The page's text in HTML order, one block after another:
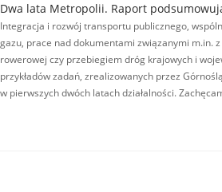
Dwa lata Metropolii. Raport
Integracja i rozwój transportu publicznego,
gazu, prace nad dokumentami związanymi m.in.
rowerowej czy przebiegiem dróg krajowych i
przykładów zadań, zrealizowanych przez
w pierwszych dwóch latach działalności.